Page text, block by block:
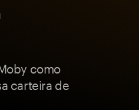
como
carteira de